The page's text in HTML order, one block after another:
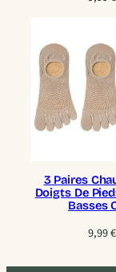
3 Paires
Doigts De
Basses
9,99€